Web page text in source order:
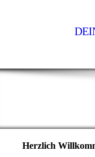
Herzlich